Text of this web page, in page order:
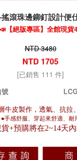
搖滾珠邊鉚釘設計便
【絕版專區】全館現貨
NTD 3480
NTD 1705
[已銷售 111 件]
牛皮製作，透氣、抗拉
●手感舒服、穿起來舒適、耐
+預購將在2~14天